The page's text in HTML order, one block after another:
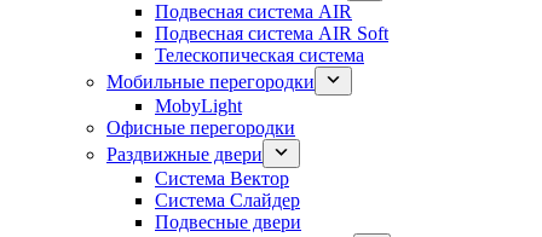
Подвесная система AIR
Подвесная система AIR Soft
Телескопическая система
Мобильные перегородки
MobyLight
Офисные перегородки
Раздвижные двери
Система Вектор
Система Слайдер
Подвесные двери